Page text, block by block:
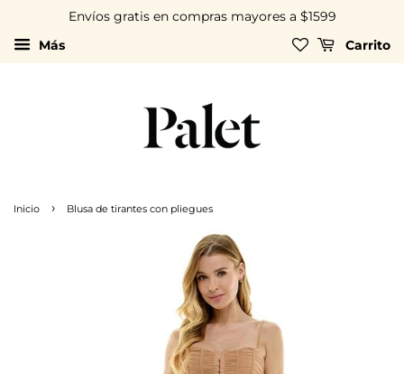
Envíos gratis en compras mayores a $1599
Más
Carrito
Inicio › Blusa de tirantes con pliegues